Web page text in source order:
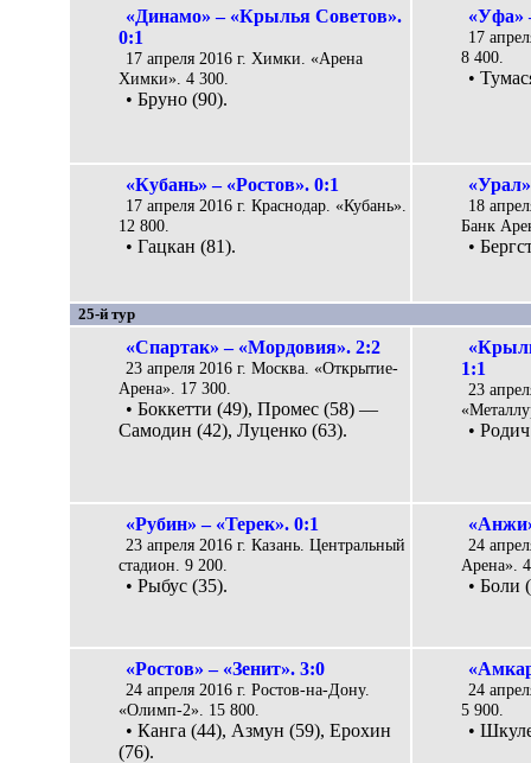
«Динамо» – «Крылья Советов».
0:1
17 апреля 2016 г. Химки. «Арена
Химки». 4 300.
• Бруно (90).
«Уфа»
17
8 400.
•
«Кубань» – «Ростов». 0:1
17 апреля 2016 г. Краснодар. «Кубань».
12 800.
• Гацкан (81).
18
Банк
•
25-й тур
«Спартак» – «Мордовия». 2:2
23 апреля 2016 г. Москва. «Открытие-
Арена». 17 300.
• Боккетти (49), Промес (58) —
Самодин (42), Луценко (63).
1:1
23
•
«Рубин» – «Терек». 0:1
23 апреля 2016 г. Казань. Центральный
стадион. 9 200.
• Рыбус (35).
24
Арена».
• Боли
«Ростов» – «Зенит». 3:0
24 апреля 2016 г. Ростов-на-Дону.
«Олимп-2». 15 800.
• Канга (44), Азмун (59), Ерохин
(76).
24
5 900.
•